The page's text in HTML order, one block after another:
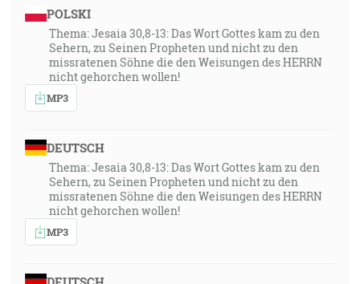
POLSKI
Thema: Jesaia 30,8-13: Das Wort Gottes kam zu den
Sehern, zu Seinen Propheten und nicht zu den
missratenen Söhne die den Weisungen des HERRN
nicht gehorchen wollen!
MP3
DEUTSCH
Thema: Jesaia 30,8-13: Das Wort Gottes kam zu den
Sehern, zu Seinen Propheten und nicht zu den
missratenen Söhne die den Weisungen des HERRN
nicht gehorchen wollen!
MP3